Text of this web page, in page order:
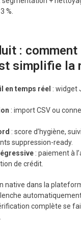
%.
: comment
simplifie la
en temps réel : widget
: import CSV ou
: score d’hygiène,
suppression-ready.
: paiement à
de crédit.
native dans la
complète se